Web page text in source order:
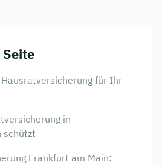
für Ihr
in
schützt
Frankfurt am Main: